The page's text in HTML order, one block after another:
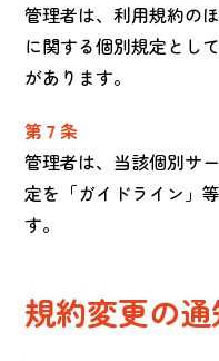
管理者は、利用規約の
に関する個別規定とし
があります。
第７条
管理者は、当該個別サ
定を「ガイドライン」
す。
規約変更の通